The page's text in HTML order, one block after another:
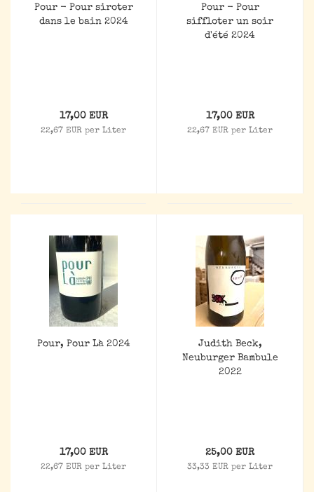
Pour - Pour siroter
dans le bain 2024
17,00 EUR
22,67 EUR per Liter
Pour - Pour
siffloter un soir
d'été 2024
17,00 EUR
22,67 EUR per Liter
Pour, Pour Là 2024
17,00 EUR
22,67 EUR per Liter
Judith Beck,
Neuburger Bambule
2022
25,00 EUR
33,33 EUR per Liter